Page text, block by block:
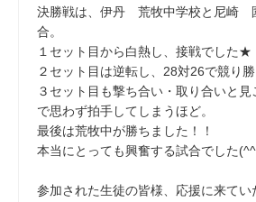
決勝戦は、伊丹 荒牧中学校と尼崎
合。
１セット目から白熱し、接戦でした★
２セット目は逆転し、28対26で競り
３セット目も撃ち合い・取り合いと
で思わず拍手してしまうほど。
最後は荒牧中が勝ちました！！
本当にとっても興奮する試合でした
参加された生徒の皆様、応援に来てい